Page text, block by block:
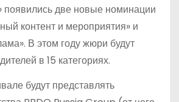
появились две новые номинации
контент и мероприятия» и
В этом году жюри будут
в 15 категориях.
будут представлять